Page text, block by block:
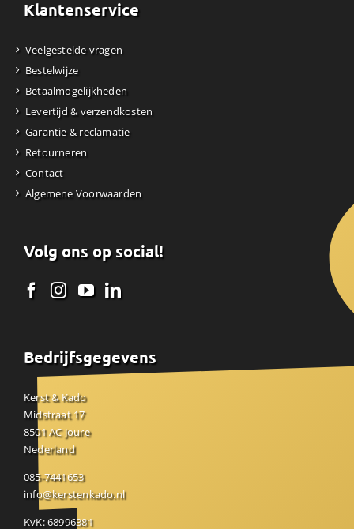
Klantenservice
Veelgestelde vragen
Bestelwijze
Betaalmogelijkheden
Levertijd & verzendkosten
Garantie & reclamatie
Retourneren
Contact
Algemene Voorwaarden
Volg ons op social!
Bedrijfsgegevens
Kerst & Kado
Midstraat 17
8501 AC Joure
Nederland
085-7441653
info@kerstenkado.nl
KvK: 68996381